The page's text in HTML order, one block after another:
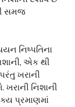
સમજ
નિષ્પતિના
એક થી
ખરાની
નિશાની
પ્રમાણમાં